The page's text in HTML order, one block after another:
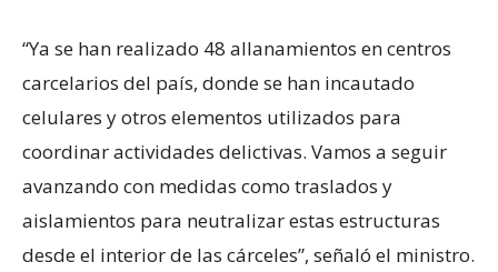
“Ya se han realizado 48 allanamientos en centros
carcelarios del país, donde se han incautado
celulares y otros elementos utilizados para
coordinar actividades delictivas. Vamos a seguir
avanzando con medidas como traslados y
aislamientos para neutralizar estas estructuras
desde el interior de las cárceles”, señaló el ministro.